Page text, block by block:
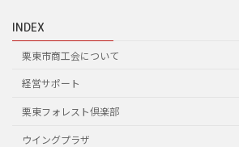
INDEX
栗東市商工会について
経営サポート
栗東フォレスト倶楽部
ウイングプラザ